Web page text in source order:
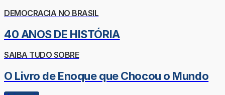
DEMOCRACIA NO BRASIL
40 ANOS DE HISTÓRIA
SAIBA TUDO SOBRE
O Livro de Enoque que Chocou o Mundo